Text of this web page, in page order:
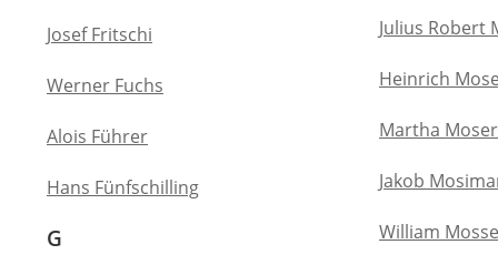
Josef Fritschi
Werner Fuchs
Alois Führer
Hans Fünfschilling
G
Julius Robert
Heinrich
Martha
Jakob
William